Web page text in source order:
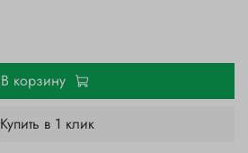
В корзину
Купить в 1 клик